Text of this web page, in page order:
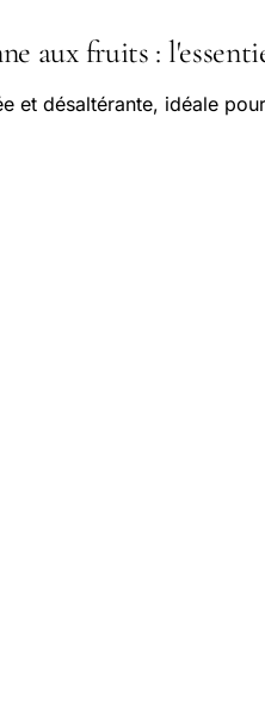
aux fruits :
et désaltérante, idéale